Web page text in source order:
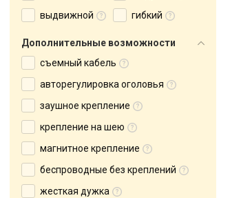
выдвижной
гибкий
Дополнительные возможности
съемный кабель
авторегулировка оголовья
заушное крепление
крепление на шею
магнитное крепление
беспроводные без креплений
жесткая дужка